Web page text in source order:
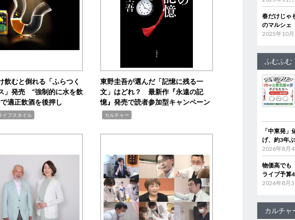
飲むと倒れる「ふらつく
」発売 “強制的に水を飲
適正飲酒を後押し
イフスタイル
東野圭吾が選んだ「記憶に残る一
文」はどれ？ 最新作『永遠の記
憶』発売で読者参加型キャンペーン
カルチャー
春だけじゃ
のマルシェ
2025年10
ふむふむ
「中東発
げ、約3年
2026年8月4
物価高でも
ライブ予算
2026年8月3
カルチャ